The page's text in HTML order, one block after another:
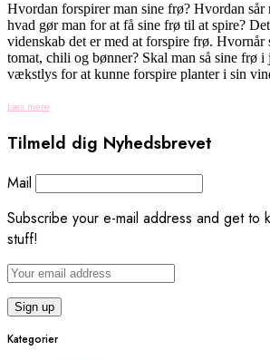
Hvordan forspirer man sine frø? Hvordan sår
hvad gør man for at få sine frø til at spire?
videnskab det er med at forspire frø.
tomat, chili og bønner? Skal man så sine frø i
vækstlys for at kunne forspire planter i sin
Læs mere
Tilmeld dig Nyhedsbrevet
Mail
Subscribe your e-mail address and get to
stuff!
Kategorier